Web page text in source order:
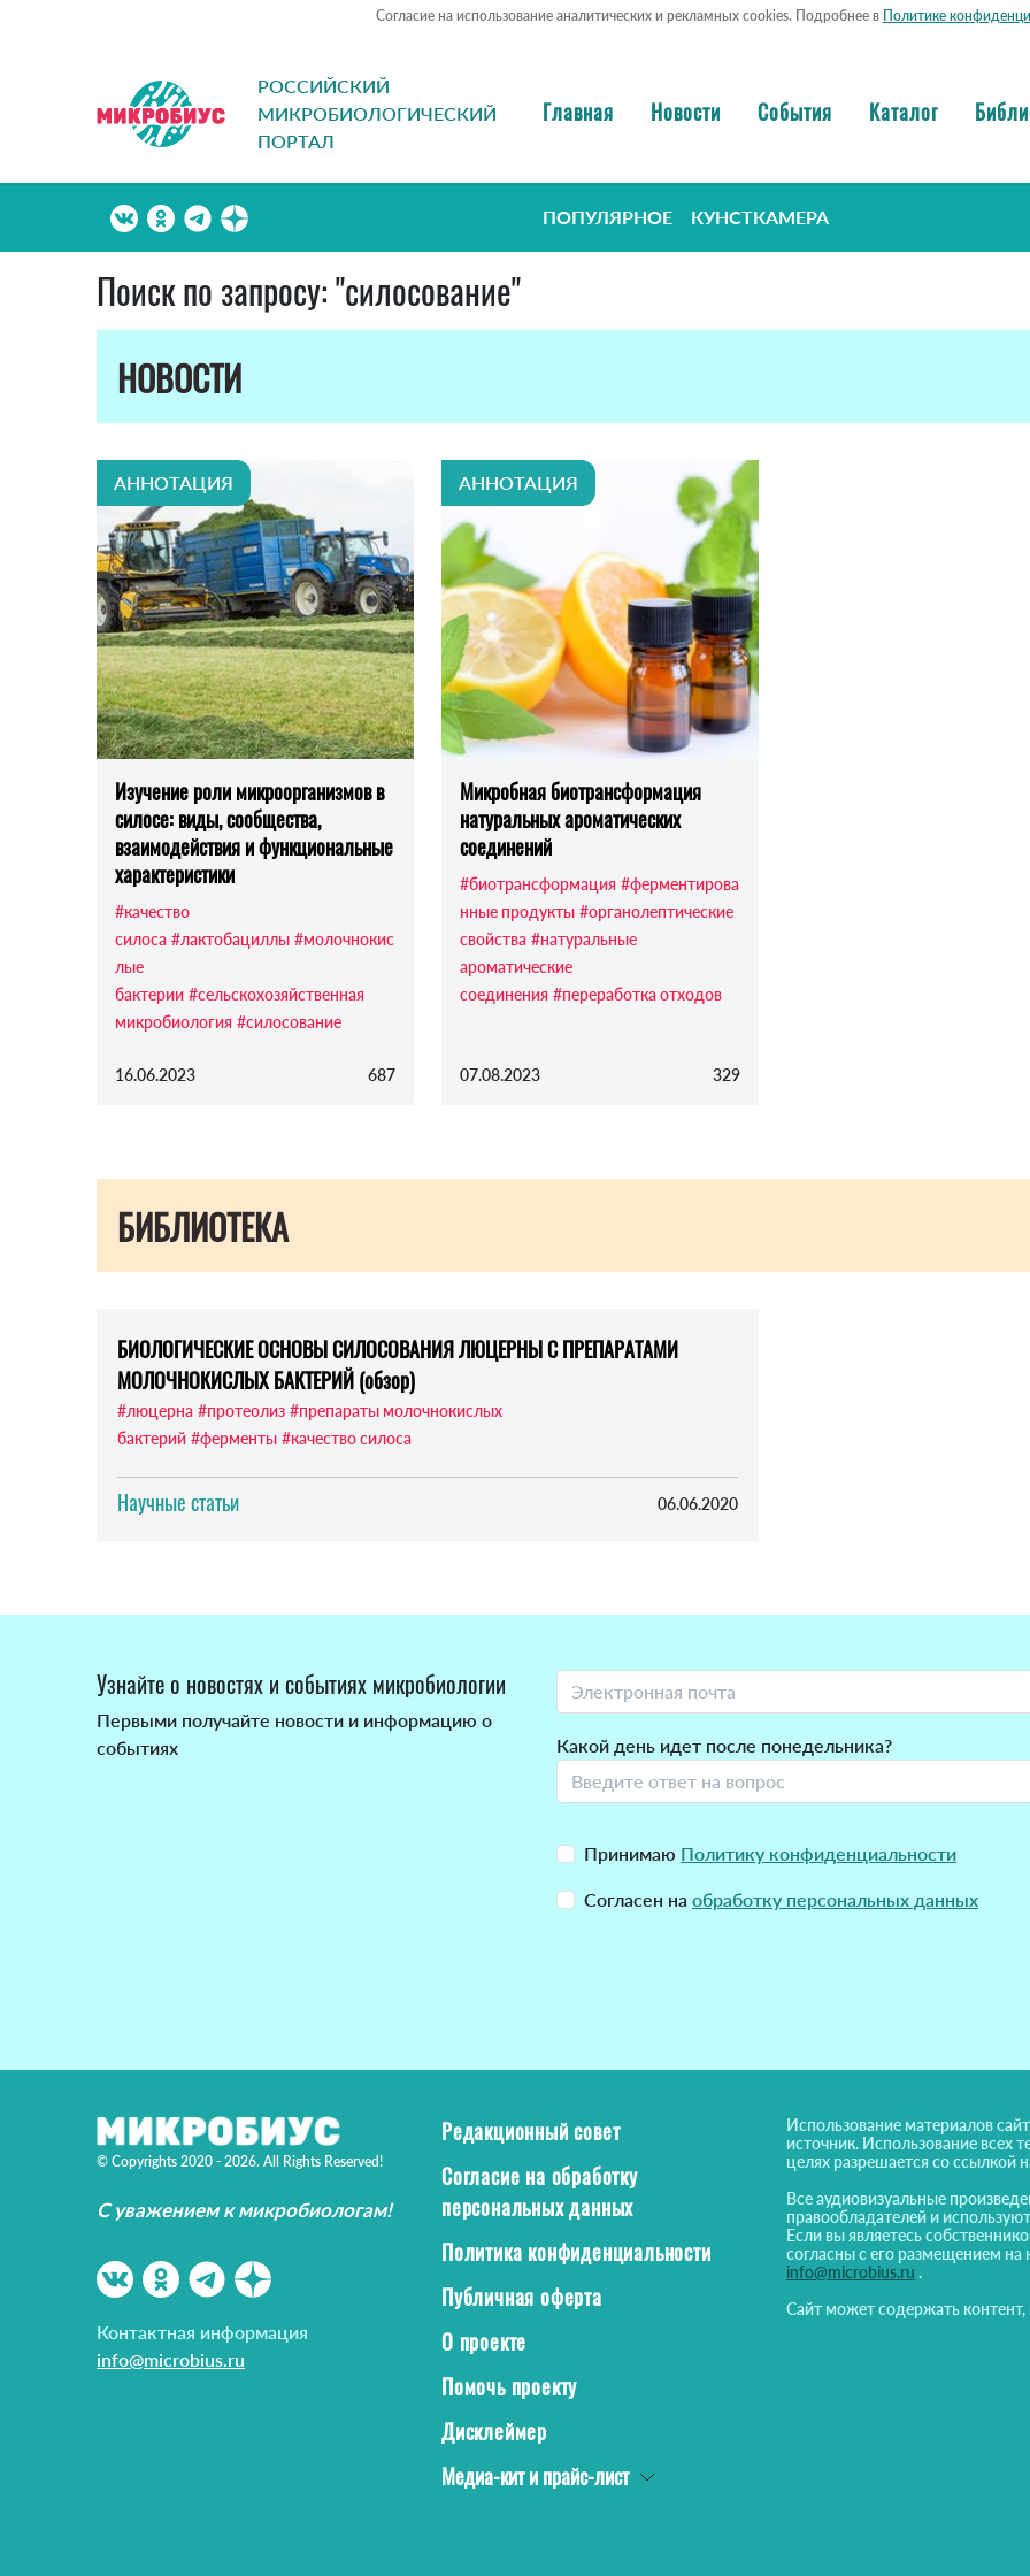
Согласие на использование аналитических и рекламных cookies. Подробнее в Политике
РОССИЙСКИЙ
МИКРОБИОЛОГИЧЕСКИЙ
ПОРТАЛ
Главная Новости События Каталог
ПОПУЛЯРНОЕ КУНСТКАМЕРА
Поиск по запросу: "силосование"
НОВОСТИ
АННОТАЦИЯ
Изучение роли микроорганизмов в
силосе: виды, сообщества,
взаимодействия и функциональные
характеристики
#качество
силоса #лактобациллы #молочнокис
лые
бактерии #сельскохозяйственная
микробиология #силосование
16.06.2023 687
АННОТАЦИЯ
Микробная биотрансформация
натуральных ароматических
соединений
#биотрансформация #ферментирова
нные продукты #органолептические
свойства #натуральные
ароматические
соединения #переработка отходов
07.08.2023 329
БИБЛИОТЕКА
БИОЛОГИЧЕСКИЕ ОСНОВЫ СИЛОСОВАНИЯ ЛЮЦЕРНЫ С ПРЕПАРАТАМИ
МОЛОЧНОКИСЛЫХ БАКТЕРИЙ (обзор)
#люцерна #протеолиз #препараты молочнокислых
бактерий #ферменты #качество силоса
Научные статьи 06.06.2020
Узнайте о новостях и событиях микробиологии
Первыми получайте новости и информацию о
событиях
Какой день идет после понедельника?
Принимаю Политику конфиденциальности
Согласен на обработку персональных данных
© Copyrights 2020 - 2026. All Rights Reserved!
С уважением к микробиологам!
Контактная информация
info@microbius.ru
Редакционный совет
Согласие на обработку
персональных данных
Политика конфиденциальности
Публичная оферта
О проекте
Помочь проекту
Дисклеймер
Медиа-кит и прайс-лист
Использование материалов
источник. Использование всех
целях разрешается со ссылкой
Все аудиовизуальные
правообладателей и
Если вы являетесь
согласны с его размещением
info@microbius.ru .
Сайт может содержать